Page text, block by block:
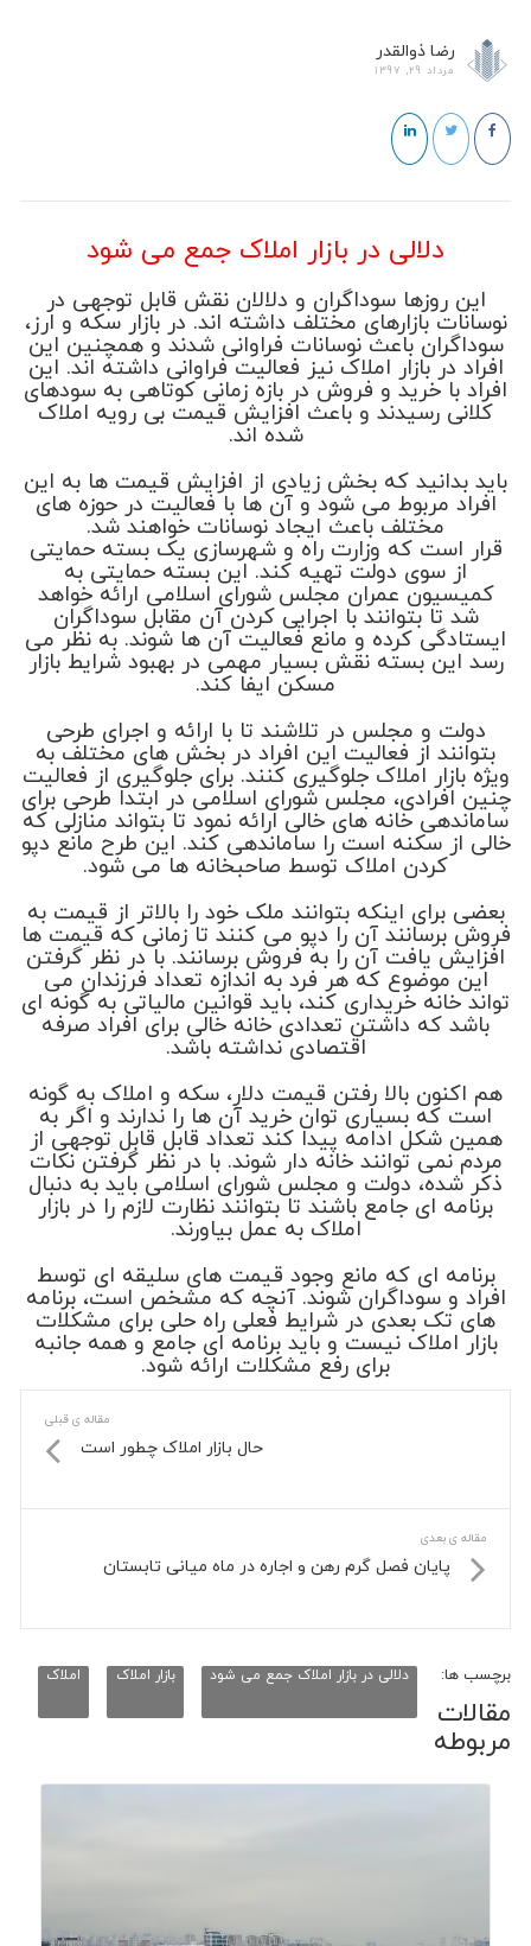
رضا ذوالقدر
مرداد 29, 1397
دلالی در بازار املاک جمع می شود
این روزها سوداگران و دلالان نقش قابل توجهی در
نوسانات بازارهای مختلف داشته اند. در بازار سکه و ارز،
سوداگران باعث نوسانات فراوانی شدند و همچنین این
افراد در بازار املاک نیز فعالیت فراوانی داشته اند. این
افراد با خرید و فروش در بازه زمانی کوتاهی به سودهای
کلانی رسیدند و باعث افزایش قیمت بی رویه املاک
شده اند.
باید بدانید که بخش زیادی از افزایش قیمت ها به این
افراد مربوط می شود و آن ها با فعالیت در حوزه های
مختلف باعث ایجاد نوسانات خواهند شد.
قرار است که وزارت راه و شهرسازی یک بسته حمایتی
از سوی دولت تهیه کند. این بسته حمایتی به
کمیسیون عمران مجلس شورای اسلامی ارائه خواهد
شد تا بتوانند با اجرایی کردن آن مقابل سوداگران
ایستادگی کرده و مانع فعالیت آن ها شوند. به نظر می
رسد این بسته نقش بسیار مهمی در بهبود شرایط بازار
مسکن ایفا کند.
دولت و مجلس در تلاشند تا با ارائه و اجرای طرحی
بتوانند از فعالیت این افراد در بخش های مختلف به
ویژه بازار املاک جلوگیری کنند. برای جلوگیری از فعالیت
چنین افرادی، مجلس شورای اسلامی در ابتدا طرحی برای
ساماندهی خانه های خالی ارائه نمود تا بتواند منازلی که
خالی از سکنه است را ساماندهی کند. این طرح مانع دپو
کردن املاک توسط صاحبخانه ها می شود.
بعضی برای اینکه بتوانند ملک خود را بالاتر از قیمت به
فروش برسانند آن را دپو می کنند تا زمانی که قیمت ها
افزایش یافت آن را به فروش برسانند. با در نظر گرفتن
این موضوع که هر فرد به اندازه تعداد فرزندان می
تواند خانه خریداری کند، باید قوانین مالیاتی به گونه ای
باشد که داشتن تعدادی خانه خالی برای افراد صرفه
اقتصادی نداشته باشد.
هم اکنون بالا رفتن قیمت دلار، سکه و املاک به گونه
است که بسیاری توان خرید آن ها را ندارند و اگر به
همین شکل ادامه پیدا کند تعداد قابل قابل توجهی از
مردم نمی توانند خانه دار شوند. با در نظر گرفتن نکات
ذکر شده، دولت و مجلس شورای اسلامی باید به دنبال
برنامه ای جامع باشند تا بتوانند نظارت لازم را در بازار
املاک به عمل بیاورند.
برنامه ای که مانع وجود قیمت های سلیقه ای توسط
افراد و سوداگران شوند. آنچه که مشخص است، برنامه
های تک بعدی در شرایط فعلی راه حلی برای مشکلات
بازار املاک نیست و باید برنامه ای جامع و همه جانبه
برای رفع مشکلات ارائه شود.
مقاله ی قبلی
حال بازار املاک چطور است
مقاله ی بعدی
پایان فصل گرم رهن و اجاره در ماه میانی تابستان
برچسب ها: املاک بازار املاک دلالی در بازار املاک جمع می شود
مقالات
مربوطه